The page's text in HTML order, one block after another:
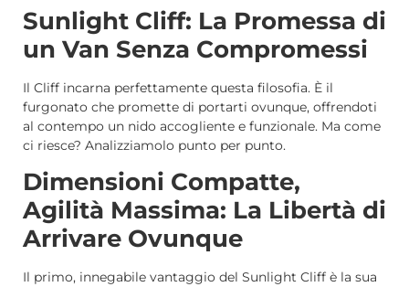
Sunlight Cliff: La Promessa di
un Van Senza Compromessi
Il Cliff incarna perfettamente questa filosofia. È il
furgonato che promette di portarti ovunque, offrendoti
al contempo un nido accogliente e funzionale. Ma come
ci riesce? Analizziamolo punto per punto.
Dimensioni Compatte,
Agilità Massima: La Libertà di
Arrivare Ovunque
Il primo, innegabile vantaggio del Sunlight Cliff è la sua